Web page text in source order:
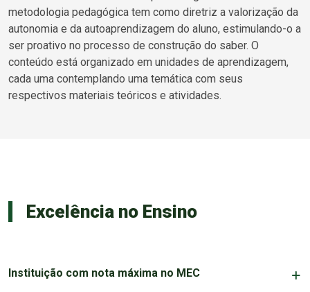
metodologia pedagógica tem como diretriz a valorização da
autonomia e da autoaprendizagem do aluno, estimulando-o a
ser proativo no processo de construção do saber. O
conteúdo está organizado em unidades de aprendizagem,
cada uma contemplando uma temática com seus
respectivos materiais teóricos e atividades.
Excelência no Ensino
Instituição com nota máxima no MEC